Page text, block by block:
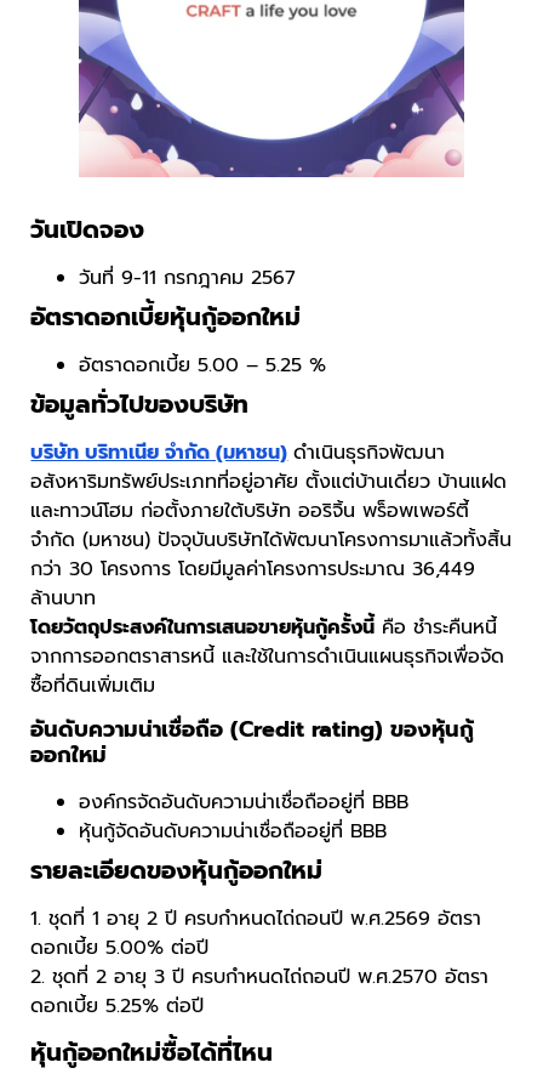
วันเปิดจอง
วันที่ 9-11 กรกฎาคม 2567
อัตราดอกเบี้ยหุ้นกู้ออกใหม่
อัตราดอกเบี้ย 5.00 – 5.25 %
ข้อมูลทั่วไปของบริษัท
บริษัท บริทาเนีย จำกัด (มหาชน) ดำเนินธุรกิจพัฒนา
อสังหาริมทรัพย์ประเภทที่อยู่อาศัย ตั้งแต่บ้านเดี่ยว บ้านแฝด
และทาวน์โฮม ก่อตั้งภายใต้บริษัท ออริจิ้น พร็อพเพอร์ตี้
จำกัด (มหาชน) ปัจจุบันบริษัทได้พัฒนาโครงการมาแล้วทั้งสิ้น
กว่า 30 โครงการ โดยมีมูลค่าโครงการประมาณ 36,449
ล้านบาท
โดยวัตถุประสงค์ในการเสนอขายหุ้นกู้ครั้งนี้ คือ ชำระคืนหนี้
จากการออกตราสารหนี้ และใช้ในการดำเนินแผนธุรกิจเพื่อจัด
ซื้อที่ดินเพิ่มเติม
อันดับความน่าเชื่อถือ (Credit rating) ของหุ้นกู้
ออกใหม่
องค์กรจัดอันดับความน่าเชื่อถืออยู่ที่ BBB
หุ้นกู้จัดอันดับความน่าเชื่อถืออยู่ที่ BBB
รายละเอียดของหุ้นกู้ออกใหม่
1. ชุดที่ 1 อายุ 2 ปี ครบกำหนดไถ่ถอนปี พ.ศ.2569 อัตรา
ดอกเบี้ย 5.00% ต่อปี
2. ชุดที่ 2 อายุ 3 ปี ครบกำหนดไถ่ถอนปี พ.ศ.2570 อัตรา
ดอกเบี้ย 5.25% ต่อปี
หุ้นกู้ออกใหม่ซื้อได้ที่ไหน